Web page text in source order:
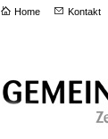
Home Kontakt